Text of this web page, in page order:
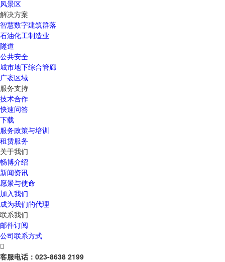
风景区
解决方案
智慧数字建筑群落
石油化工制造业
隧道
公共安全
城市地下综合管廊
广袤区域
服务支持
技术合作
快速问答
下载
服务政策与培训
租赁服务
关于我们
畅博介绍
新闻资讯
愿景与使命
加入我们
成为我们的代理
联系我们
邮件订阅
公司联系方式

客服电话： 023-8638 2199